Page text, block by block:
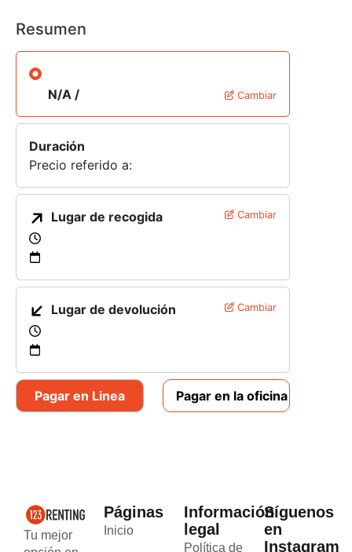
Resumen
N/A / Cambiar
Duración
Precio referido a:
Lugar de recogida Cambiar
Lugar de devolución Cambiar
Pagar en Linea Pagar en la oficina
Tu mejor
Páginas
Inicio
Información
legal
Política de
Síguenos
en
Instagram